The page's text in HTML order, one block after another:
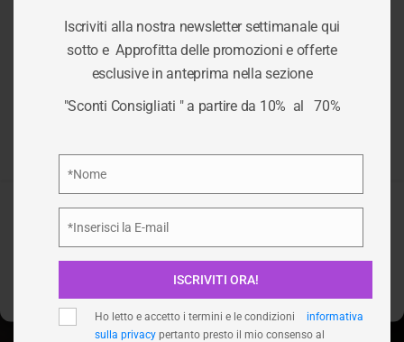
Per fornire le migliori esperienze, utilizziamo tecnologie come i
cookie per memorizzare e/o accedere alle informazioni del
dispositivo. Il consenso a queste tecnologie ci permetterà di
elaborare dati come il comportamento di navigazione o ID unici
Accetta
Nega
Visualizza le preferenze
CATEGORIA:
SERVIZI
HARDWARE
HOME/SERVIZI HARDWARE
Iscriviti alla nostra newsletter settimanale qui
sotto e Approfitta delle promozioni e offerte
esclusive in anteprima nella sezione
"Sconti Consigliati " a partire da 10% al 70%
*Nome
*Inserisci la E-mail
ISCRIVITI ORA!
Ho letto e accetto i termini e le condizioni
informativa
sulla privacy pertanto presto il mio consenso al